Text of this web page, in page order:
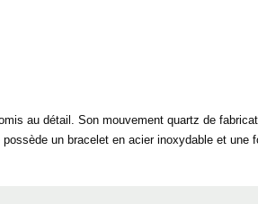
au détail. Son mouvement quartz de
un bracelet en acier inoxydable et une